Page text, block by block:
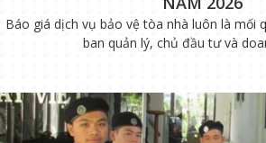
Báo giá dịch vụ bảo vệ tòa nhà luôn là mối
ban quản lý, chủ đầu tư và